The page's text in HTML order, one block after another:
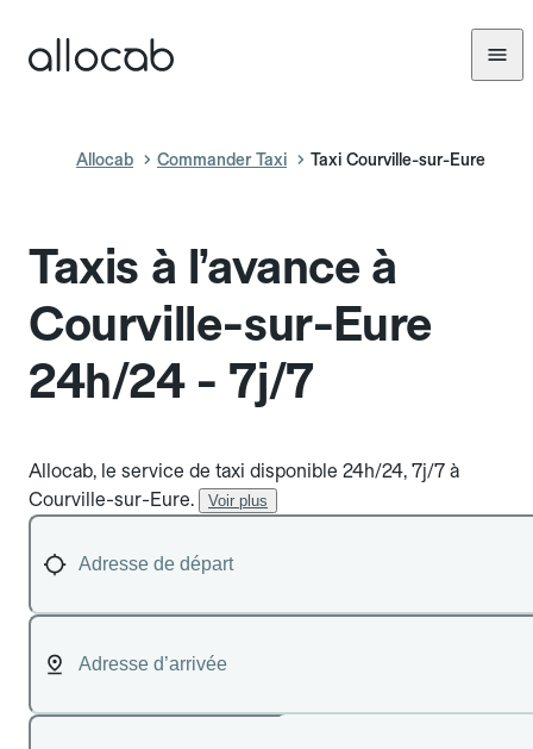
Allocab Commander Taxi Taxi Courville-sur-Eure
Taxis à l’avance à
Courville-sur-Eure
24h/24 - 7j/7
Allocab, le service de taxi disponible 24h/24, 7j/7 à
Courville-sur-Eure.
Voir plus